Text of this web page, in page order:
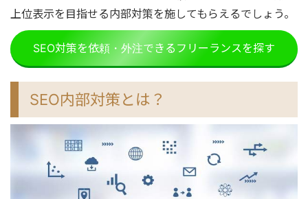
上位表示を目指せる内部対策を施してもらえるでしょう。
SEO対策を依頼・外注できるフリーランスを探す
SEO内部対策とは？